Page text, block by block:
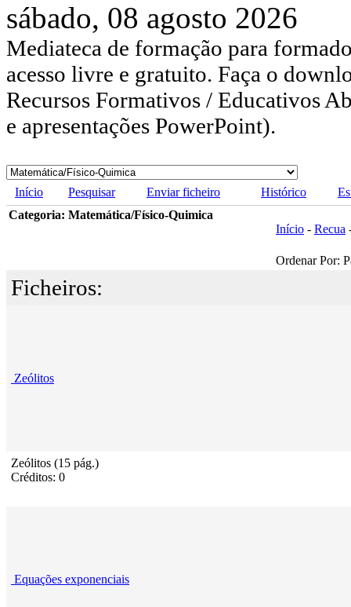
sábado, 08 agosto 2026
Mediateca de formação para
acesso livre e gratuito. Faça o
Recursos Formativos / Educativos
e apresentações PowerPoint).
Início Pesquisar Enviar ficheiro Histórico
Categoria: Matemática/Físico-Quimica
Início - Recua
Ordenar Por:
Ficheiros:
Zeólitos
Zeólitos (15 pág.)
Créditos: 0
Equações exponenciais